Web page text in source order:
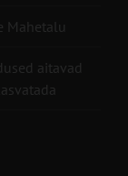
Mahetalu
aitavad